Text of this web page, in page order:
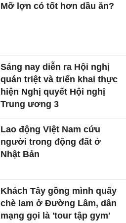
Mỡ lợn có tốt hơn dầu ăn?
Sáng nay diễn ra Hội nghị
quán triệt và triển khai thực
hiện Nghị quyết Hội nghị
Trung ương 3
Lao động Việt Nam cứu
người trong động đất ở
Nhật Bản
Khách Tây gồng mình quấy
chè lam ở Đường Lâm, dân
mạng gọi là 'tour tập gym'